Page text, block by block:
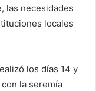
las necesidades
locales
los días 14 y
la seremía